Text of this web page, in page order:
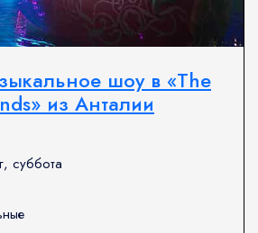
шоу в «The
из Анталии
суббота